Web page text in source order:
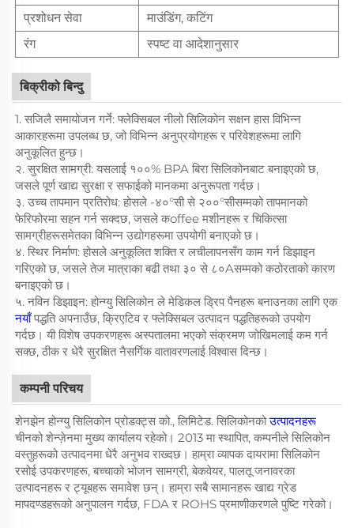
प्रशोधन सेवा
माउंडिंग, कटिंग
रंग
स्पष्ट वा आदेशानुसार
बिक्रीको बिन्दु
1. सजिलै समायोजन गर्ने: फ्लेक्सिबल नीलो सिलिकोन सक्षन हास विभिन्न
आकारहरूमा उपलब्ध छ, जो विभिन्न अनुप्रयोगहरू र परिवेशहरूमा लागि
अनुकूलित हुन्छ।
२. सुरक्षित सामग्री: यसलाई १००% BPA बिरा सिलिकोनबाट बनाइएको छ,
जसले पूर्ण खाद्य सुरक्षा र सफाईको मानकमा अनुरूपता गर्दछ।
३. उच्च तापमान प्रतिरोध: होसले -४०°सी से २००°सीसम्मको तापमानको
फेरिफोरमा सहन गर्न सक्दछ, जसले कoffee मशीनहरू र चिकित्सा
सामग्रीहरूसमेतका विभिन्न उद्योगहरूमा उपयोगी बनाएको छ।
४. स्थिर निर्माण: होसले अनुकूलित शक्ति र लचीलापनसँग काम गर्न डिझाइन
गरिएको छ, जसले तेज मात्राका बढी तथा ३० से ८०Aसम्मको कठोरताको कारण
बनाइएको छ।
५. नविन डिझाइन: होन्ग्यु सिलिकोन ले मेडिकल ड्रिप पैनहरू बनाउनका लागि एक
नयाँपद्धति अपनाउँछ, क्रिएटिव र फ्लेक्सिबल उत्पादन पद्धतिहरूको उपयोग
गर्दछ। यी विशेष उपकरणहरू अस्पतालमा भएको संक्रमण जोखिमलाई कम गर्न
सक्छ, ठीक र धेरै सुरक्षित नैसर्गिक वातावरणलाई विश्वास दिन्छ।
कम्पनी परिचय
शेनझेन होन्ग्यु सिलिकोन प्रोडक्ट्स को., लिमिटेड. सिलिकोनकोउत्पादनहरू
चीनको शेन्ज़ेनमा मुख्य कार्यालय रहेको। 2013 मा स्थापित, कम्पनीले सिलिकोन
वस्तुहरूको उत्पादनमा धेरै अनुभव राख्दछ। हाम्रा व्यापक दायरामा सिलिकोन
रसोई उपकरणहरू, बच्चाको भोजन सामग्री, बेकवेयर, पालतू जनावरका
उत्पादनहरू र ट्यूबहरू समावेश छन्। हाम्रा सबै सामानहरू खाद्य ग्रेड
मापदण्डहरूको अनुपालन गर्दछ, FDA र ROHS प्रमाणीकरणले पुष्टि गरेको।